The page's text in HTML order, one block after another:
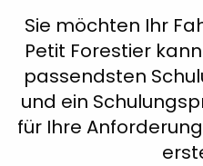
Sie möchten Ihr
Petit Forestier
passendsten
und ein
für Ihre